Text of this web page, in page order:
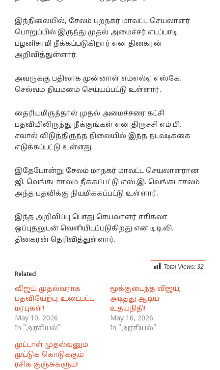
இந்நிலையில், சேலம் புறநகர் மாவட்ட செயலாளர்
பொறுப்பில் இருந்து முதல் அமைச்சர் எடப்பாடி
பழனிசாமி நீக்கப்படுகிறார் என தினகரன்
அறிவித்துள்ளார்.
அவருக்கு பதிலாக முன்னாள் எம்எல்ஏ எஸ்கே.
செல்வம் நியமனம் செய்யப்பட்டு உள்ளார்.
தைரியமிருந்தால் முதல் அமைச்சரை கட்சி
பதவியிலிருந்து நீக்குங்கள் என திருச்சி எம்.பி.
சவால் விடுத்திருந்த நிலையில் இந்த நடவடிக்கை
எடுக்கப்பட்டு உள்ளது.
இதேபோன்று சேலம் மாநகர் மாவட்ட செயலாளரான
ஜி. வெங்கடாசலம் நீக்கப்பட்டு எஸ்.இ. வெங்கடாசலம்
அந்த பதவிக்கு நியமிக்கப்பட்டு உள்ளார்.
இந்த அறிவிப்பு பொது செயலாளர் சசிகலா
ஒப்புதலுடன் வெளியிடப்படுகிறது என டி.டி.வி.
தினகரன் தெரிவித்துள்ளார்.
Total Views: 32
Related
விஜய் முதல்வராக
பதவியேற்பு; உடைபட்ட
மரபுகள்!
May 10, 2026
In "அரசியல்"
மூக்குடைந்த விஜய்;
அடித்து ஆடிய
உதயநிதி!
May 16, 2026
In "அரசியல்"
முட்டாள் முதல்வனும்
முட்டுக் கொடுக்கும்
ரசிக குஞ்சுகளும்!